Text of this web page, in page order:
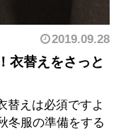
2019.09.28
衣替えをさっと
替えは必須ですよ
冬服の準備をする